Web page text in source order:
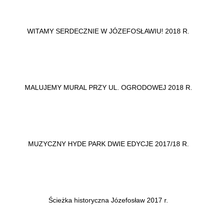
WITAMY SERDECZNIE W JÓZEFOSŁAWIU! 2018 R.
MALUJEMY MURAL PRZY UL. OGRODOWEJ 2018 R.
MUZYCZNY HYDE PARK DWIE EDYCJE 2017/18 R.
Ścieżka historyczna Józefosław 2017 r.